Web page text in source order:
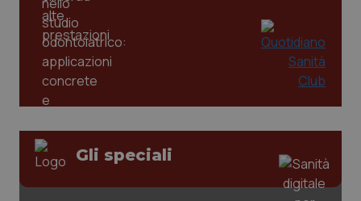
Gli speciali
__cf_bm